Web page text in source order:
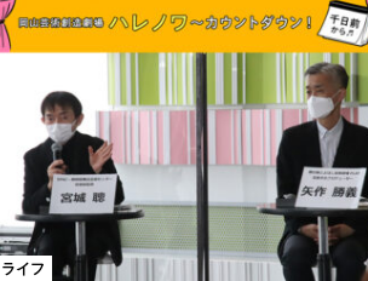
ライフ